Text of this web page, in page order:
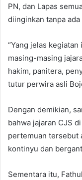
PN, dan Lapas
diinginkan tanpa ada
“Yang jelas
masing-masing
hakim, panitera,
tutur perwira asli
Dengan demikian,
bahwa jajaran CJS
pertemuan tersebut
kontinyu dan
Sementara itu,